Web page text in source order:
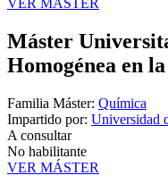
VER MÁSTER
Máster
Homogénea en
Familia Máster: Química
Impartido por: Universidad
A consultar
No habilitante
VER MÁSTER